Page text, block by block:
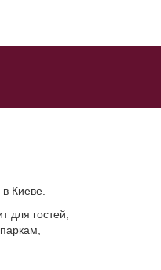
Киеве.
для гостей,